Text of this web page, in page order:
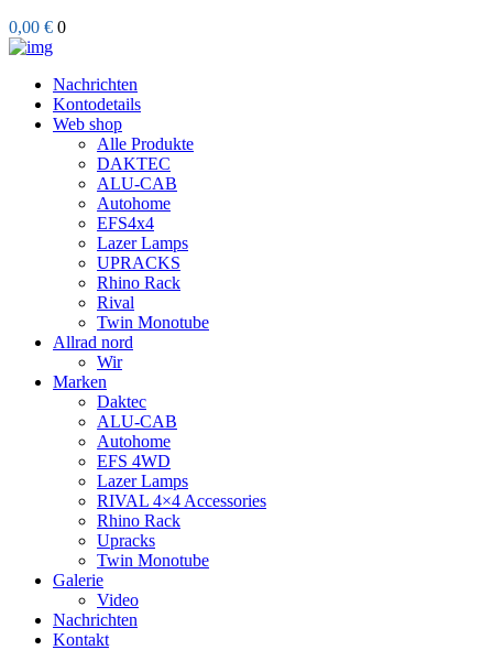
0,00 € 0
Nachrichten
Kontodetails
Web shop
Alle Produkte
DAKTEC
ALU-CAB
Autohome
EFS4x4
Lazer Lamps
UPRACKS
Rhino Rack
Rival
Twin Monotube
Allrad nord
Wir
Marken
Daktec
ALU-CAB
Autohome
EFS 4WD
Lazer Lamps
RIVAL 4×4 Accessories
Rhino Rack
Upracks
Twin Monotube
Galerie
Video
Nachrichten
Kontakt